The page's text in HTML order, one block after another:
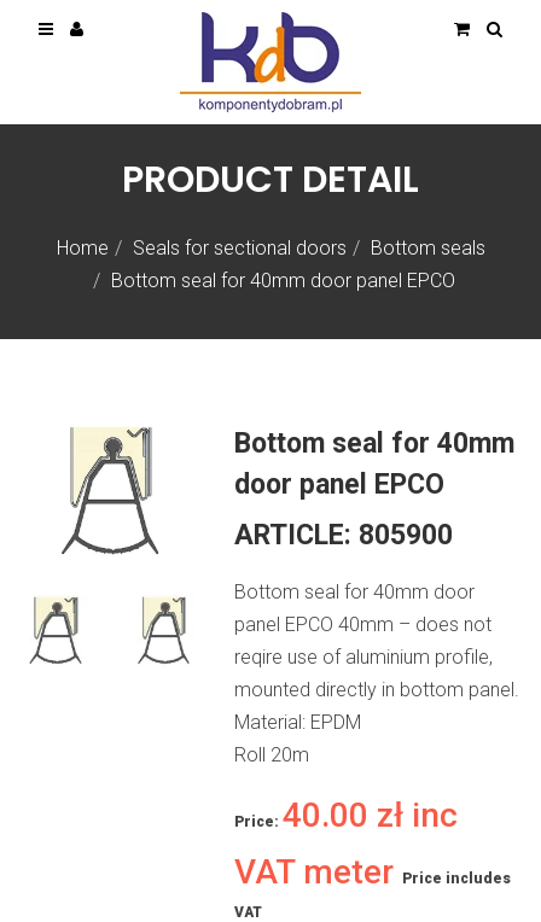
Home Seals for sectional doors
Bottom seals
Bottom seal for 40mm door panel EPCO
PRODUCT DETAIL
Bottom seal for 40mm
door panel EPCO
ARTICLE: 805900
Bottom seal for 40mm door
panel EPCO 40mm – does not
reqire use of aluminium profile,
mounted directly in bottom panel.
Material: EPDM
Roll 20m
Price:40.00 zł inc
VAT meter
Price includes
VAT